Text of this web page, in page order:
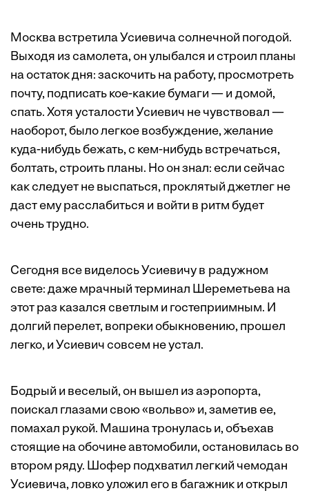
Москва встретила Усиевича солнечной погодой.
Выходя из самолета, он улыбался и строил планы
на остаток дня: заскочить на работу, просмотреть
почту, подписать кое-какие бумаги — и домой,
спать. Хотя усталости Усиевич не чувствовал —
наоборот, было легкое возбуждение, желание
куда-нибудь бежать, с кем-нибудь встречаться,
болтать, строить планы. Но он знал: если сейчас
как следует не выспаться, проклятый джетлег не
даст ему расслабиться и вой­ти в ритм будет
очень трудно.
Сегодня все виделось Усиевичу в радужном
свете: даже мрачный терминал Шереметьева на
этот раз казался светлым и гостеприимным. И
долгий перелет, вопреки обыкновению, прошел
легко, и Усиевич совсем не устал.
Бодрый и веселый, он вышел из аэропорта,
поискал глазами свою «вольво» и, заметив ее,
помахал рукой. Машина тронулась и, объехав
стоящие на обочине автомобили, остановилась во
втором ряду. Шофер подхватил легкий чемодан
Усиевича, ловко уложил его в багажник и открыл